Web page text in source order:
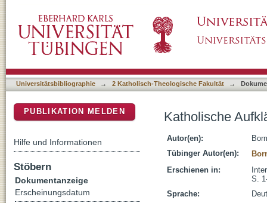
Universitätsbibliographie → 2 Katholisch-Theologische Fakultät →
Katholische
Autor(en):
Tübinger Autor(en):
Erschienen in:
S.
Sprache:
PUBLIKATION MELDEN
Hilfe und Informationen
Stöbern
Dokumentanzeige
Erscheinungsdatum